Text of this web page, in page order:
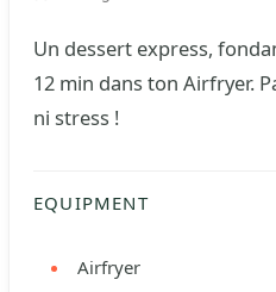
Un dessert express,
12 min dans ton Airfryer.
ni stress !
EQUIPMENT
Airfryer